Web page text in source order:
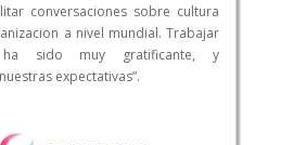
conversaciones sobre cultura
a nivel mundial. Trabajar
sido muy gratificante, y
expectativas”.